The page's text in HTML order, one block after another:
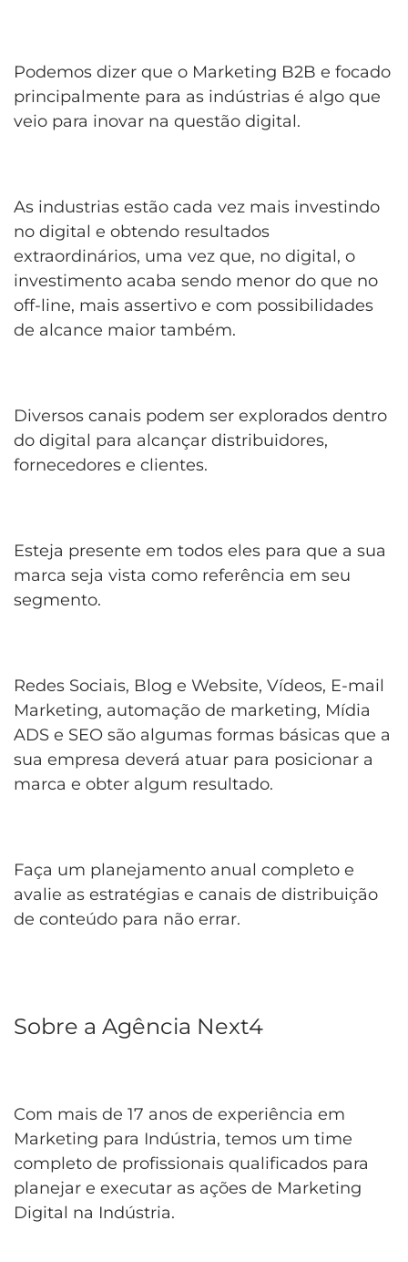
Podemos dizer que o Marketing B2B e focado
principalmente para as indústrias é algo que
veio para inovar na questão digital.
As industrias estão cada vez mais investindo
no digital e obtendo resultados
extraordinários, uma vez que, no digital, o
investimento acaba sendo menor do que no
off-line, mais assertivo e com possibilidades
de alcance maior também.
Diversos canais podem ser explorados dentro
do digital para alcançar distribuidores,
fornecedores e clientes.
Esteja presente em todos eles para que a sua
marca seja vista como referência em seu
segmento.
Redes Sociais, Blog e Website, Vídeos, E-mail
Marketing, automação de marketing, Mídia
ADS e SEO são algumas formas básicas que a
sua empresa deverá atuar para posicionar a
marca e obter algum resultado.
Faça um planejamento anual completo e
avalie as estratégias e canais de distribuição
de conteúdo para não errar.
Sobre a Agência Next4
Com mais de 17 anos de experiência em
Marketing para Indústria, temos um time
completo de profissionais qualificados para
planejar e executar as ações de Marketing
Digital na Indústria.